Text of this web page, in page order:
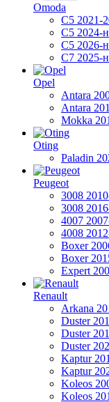
Omoda
C5 2021-
C5 2024-
C5 2026-
C7 2025-
Opel
Antara
Antara
Mokka
Oting
Paladin
Peugeot
3008
3008
4007
4008
Boxer
Boxer
Expert
Renault
Arkana
Duster
Duster
Duster
Kaptur
Kaptur
Koleos
Koleos